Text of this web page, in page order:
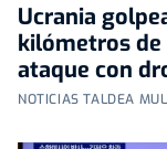
Ucrania
kilómetros de
ataque con
NOTICIAS TALDEA